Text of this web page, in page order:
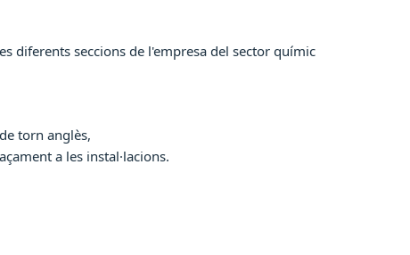
diferents seccions de l'empresa del sector químic
torn anglès,
a les instal·lacions.